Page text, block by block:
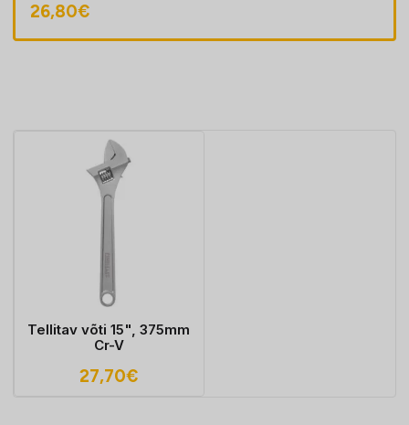
26,80€
Tellitav võti 15", 375mm
Cr-V
27,70€